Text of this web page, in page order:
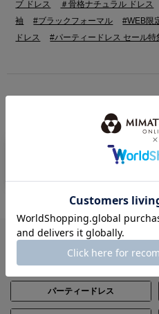
ブ ドレス ＃骨格ナチュラル ドレス
袖
#ブラックフォーマル #WEB限
ドレス
#パーティードレス セール特
ミマツグルー
全てのアイ
パーティードレス